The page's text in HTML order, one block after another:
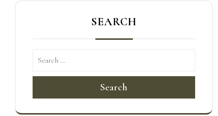
SEARCH
Search